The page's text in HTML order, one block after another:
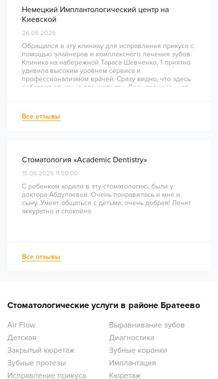
Немецкий Имплантологический центр на
Киевской
26.06.2026
Обращался в эту клинику для исправления прикуса с
помощью элайнеров и комплексного лечения зубов.
Клиника на набережной Тараса Шевченко, 1 приятно
удивила высоким уровнем сервиса и
профессионализмом врачей. Сразу видно, что здесь
работают опытные специалисты. Весь процесс — от
непростое перелечивание каналов прошло
комфортно и безболезненно. Рекомендую всем, кто
Все отзывы
Стоматология «Academic Dentistry»
15.06.2026 11:50:00
С ребенком ходили в эту стоматологию, были у
доктора Абдулаевой. Очень понравилась и мне и
сыну. Умеет общаться с детьми, очень добрая! Лечит
аккуратно и спокойно
Все отзывы
Стоматологические услуги в районе Братеево
Air Flow
Выравнивание зубов
Детская
Диагностика
Закрытый кюретаж
Зубные коронки
Зубные протезы
Имплантация
Исправление прикуса
Кюретаж